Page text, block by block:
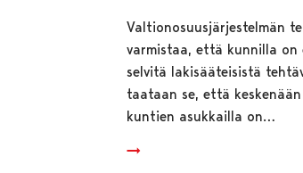
Valtionosuusjärjestelmän
varmistaa, että kunnilla on
selvitä lakisääteisistä
taataan se, että
kuntien asukkailla on…